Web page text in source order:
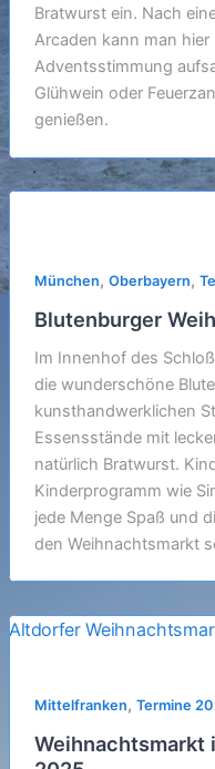
Bratwurst ein. Nach
Arcaden kann man
Adventsstimmung
Glühwein oder
genießen.
München, Oberbayern,
Blutenburger
Im Innenhof des
die wunderschöne
kunsthandwerklichen
Essensstände mit
natürlich Bratwurst.
Kinderprogramm wie
jede Menge Spaß und
den Weihnachtsmarkt
Mittelfranken, Termine
Weihnachtsmarkt